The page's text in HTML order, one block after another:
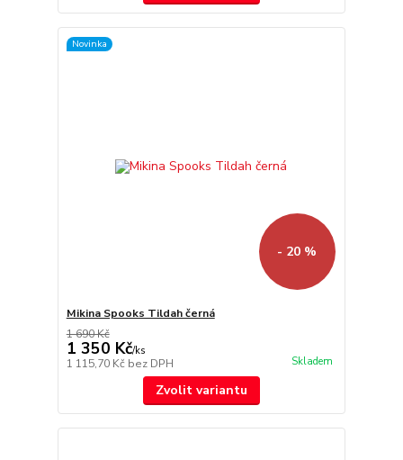
Novinka
- 20 %
Mikina Spooks Tildah černá
1 690 Kč
1 350 Kč/ks
1 115,70 Kč bez DPH Skladem
Zvolit variantu